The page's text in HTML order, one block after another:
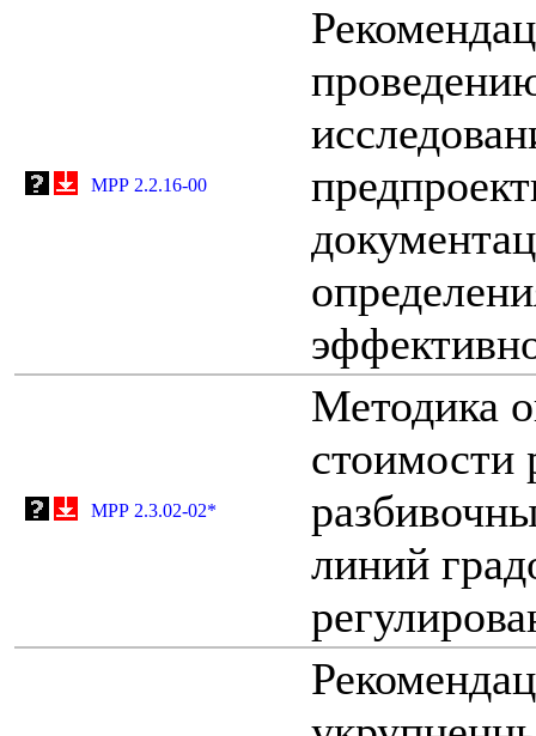
МРР 2.2.16-00
МРР 2.3.02-02*
Методика
стоимости
линий